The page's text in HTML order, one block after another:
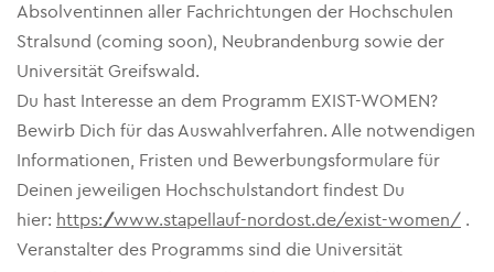
Absolventinnen aller Fachrichtungen der Hochschulen
Stralsund (coming soon), Neubrandenburg sowie der
Universität Greifswald.
Du hast Interesse an dem Programm EXIST-WOMEN?
Bewirb Dich für das Auswahlverfahren. Alle notwendigen
Informationen, Fristen und Bewerbungsformulare für
Deinen jeweiligen Hochschulstandort findest Du
hier: https://www.stapellauf-nordost.de/exist-women/ .
Veranstalter des Programms sind die Universität